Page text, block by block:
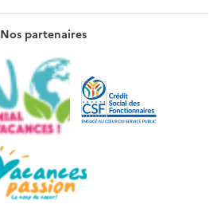
Nos partenaires